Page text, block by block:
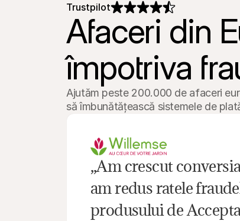
Trustpilot
Afaceri din
împotriva
Ajutăm peste 200.000 de afaceri
să îmbunătățească sistemele de
„Am crescut
am redus ratele
produsului de